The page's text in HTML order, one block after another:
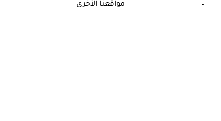
مواقعنا الأخرى